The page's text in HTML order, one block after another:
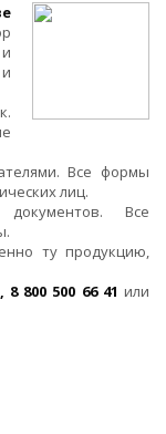
Все формы
лиц.
Все
ту продукцию,
8 800 500 66 41 или